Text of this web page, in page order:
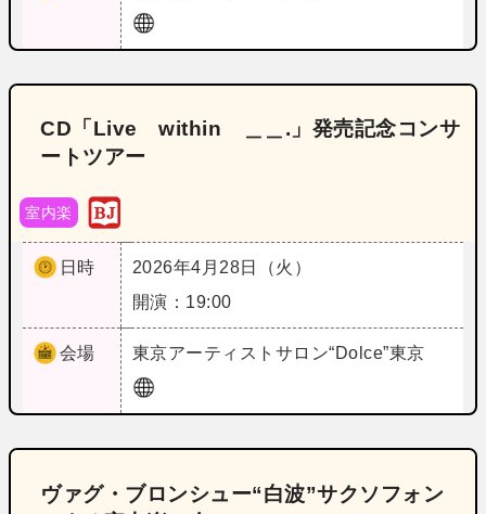
CD「Live within ＿＿.」発売記念コンサ
ートツアー
室内楽
日時
2026年4月28日（火）
開演：19:00
会場 東京アーティストサロン“Dolce”東京
ヴァグ・ブロンシュー“白波”サクソフォン